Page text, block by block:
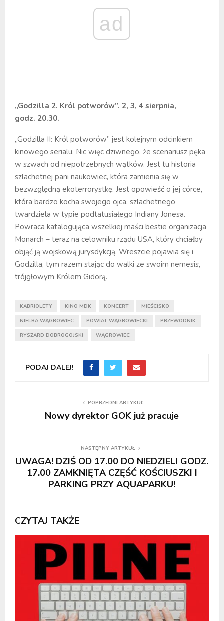
ad
„Godzilla 2. Król potworów”. 2, 3, 4 sierpnia,
godz. 20.30.
„Godzilla II: Król potworów” jest kolejnym odcinkiem
kinowego serialu. Nic więc dziwnego, że scenariusz pęka
w szwach od niepotrzebnych wątków. Jest tu historia
szlachetnej pani naukowiec, która zamienia się w
bezwzględną ekoterrorystkę. Jest opowieść o jej córce,
która bardzo kocha swojego ojca, szlachetnego
twardziela w typie podtatusiałego Indiany Jonesa.
Powraca katalogująca wszelkiej maści bestie organizacja
Monarch – teraz na celowniku rządu USA, który chciałby
objąć ją wojskową jurysdykcją. Wreszcie pojawia się i
Godzilla, tym razem stając do walki ze swoim nemesis,
trójgłowym Królem Gidorą.
KABRIOLETY KINO MDK KONCERT MIEŚCISKO
NIELBA WĄGROWIEC POWIAT WĄGROWIECKI PRZEWODNIK
RYSZARD DOBROGOJSKI WĄGROWIEC
PODAJ DALEJ!
POPRZEDNI ARTYKUŁ
Nowy dyrektor GOK już pracuje
NASTĘPNY ARTYKUŁ
UWAGA! DZIŚ OD 17.00 DO NIEDZIELI GODZ.
17.00 ZAMKNIĘTA CZĘŚĆ KOŚCIUSZKI I
PARKING PRZY AQUAPARKU!
CZYTAJ TAKŻE